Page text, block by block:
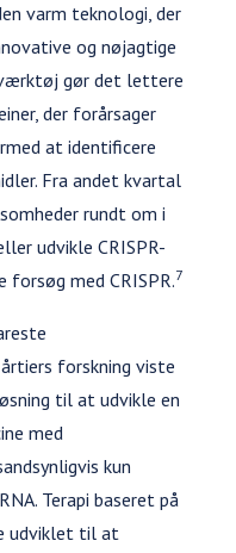
varm teknologi, der
og nøjagtige
gør det lettere
der forårsager
at identificere
Fra andet kvartal
rundt om i
udvikle CRISPR-
med CRISPR.7
forskning viste
til at udvikle en
med
kun
Terapi baseret på
udviklet til at